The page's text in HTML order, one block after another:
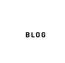
BLOG